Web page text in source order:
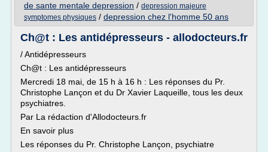
de sante mentale depression / depression majeure
symptomes physiques / depression chez l'homme 50 ans
Ch@t : Les antidépresseurs - allodocteurs.fr
/ Antidépresseurs
Ch@t : Les antidépresseurs
Mercredi 18 mai, de 15 h à 16 h : Les réponses du Pr.
Christophe Lançon et du Dr Xavier Laqueille, tous les deux
psychiatres.
Par La rédaction d'Allodocteurs.fr
En savoir plus
Les réponses du Pr. Christophe Lançon, psychiatre